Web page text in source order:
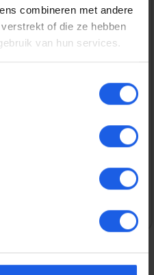
combineren met andere
of die ze hebben
van hun services.
EAN:
8720574993349